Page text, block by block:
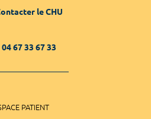
le CHU
04 67 33 67 33
PATIENT